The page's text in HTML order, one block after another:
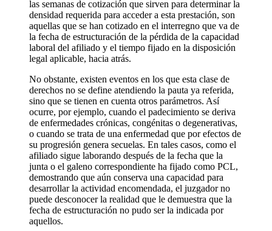
las semanas de cotización que sirven para determinar la
densidad requerida para acceder a esta prestación, son
aquellas que se han cotizado en el interregno que va de
la fecha de estructuración de la pérdida de la capacidad
laboral del afiliado y el tiempo fijado en la disposición
legal aplicable, hacia atrás.
No obstante, existen eventos en los que esta clase de
derechos no se define atendiendo la pauta ya referida,
sino que se tienen en cuenta otros parámetros. Así
ocurre, por ejemplo, cuando el padecimiento se deriva
de enfermedades crónicas, congénitas o degenerativas,
o cuando se trata de una enfermedad que por efectos de
su progresión genera secuelas. En tales casos, como el
afiliado sigue laborando después de la fecha que la
junta o el galeno correspondiente ha fijado como PCL,
demostrando que aún conserva una capacidad para
desarrollar la actividad encomendada, el juzgador no
puede desconocer la realidad que le demuestra que la
fecha de estructuración no pudo ser la indicada por
aquellos.